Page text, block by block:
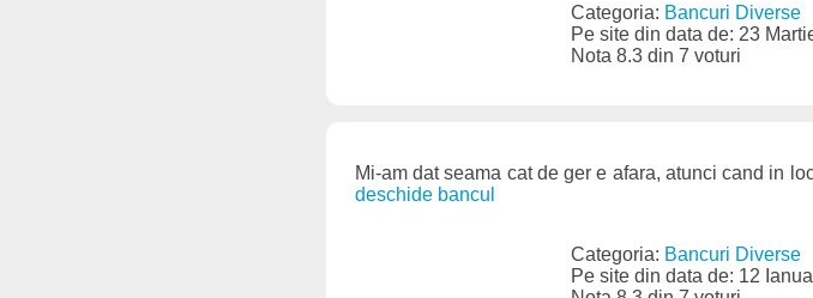
Categoria: Bancuri Diverse
Pe site din data de: 23
Nota 8.3 din 7 voturi
Mi-am dat seama cat de ger e afara, atunci cand in
deschide bancul
Categoria: Bancuri Diverse
Pe site din data de: 12